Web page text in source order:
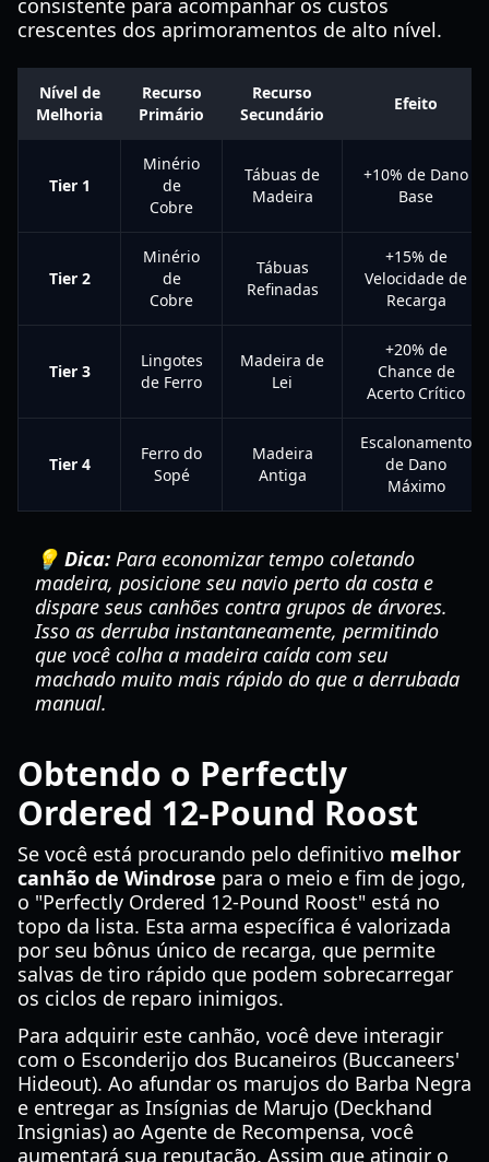
consistente para acompanhar os custos
crescentes dos aprimoramentos de alto nível.
Nível de
Melhoria
Recurso
Primário
Recurso
Secundário
Efeito
Tier 1
Minério
de
Cobre
Tábuas de
Madeira
+10% de Dano
Base
Tier 2
Minério
de
Cobre
Tábuas
Refinadas
+15% de
Velocidade de
Recarga
Tier 3
Lingotes
de Ferro
Madeira de
Lei
+20% de
Chance de
Acerto Crítico
Tier 4
Ferro do
Sopé
Madeira
Antiga
Escalonamento
de Dano
Máximo
💡 Dica: Para economizar tempo coletando
madeira, posicione seu navio perto da costa e
dispare seus canhões contra grupos de árvores.
Isso as derruba instantaneamente, permitindo
que você colha a madeira caída com seu
machado muito mais rápido do que a derrubada
manual.
Obtendo o Perfectly
Ordered 12-Pound Roost
Se você está procurando pelo definitivo melhor
canhão de Windrose para o meio e fim de jogo,
o "Perfectly Ordered 12-Pound Roost" está no
topo da lista. Esta arma específica é valorizada
por seu bônus único de recarga, que permite
salvas de tiro rápido que podem sobrecarregar
os ciclos de reparo inimigos.
Para adquirir este canhão, você deve interagir
com o Esconderijo dos Bucaneiros (Buccaneers'
Hideout). Ao afundar os marujos do Barba Negra
e entregar as Insígnias de Marujo (Deckhand
Insignias) ao Agente de Recompensa, você
aumentará sua reputação. Assim que atingir o